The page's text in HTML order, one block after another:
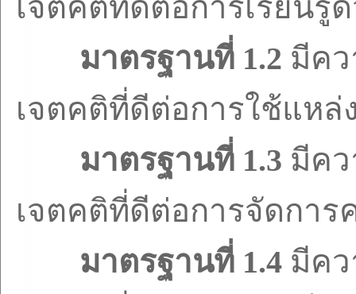
เจตคติที่ดีต่อการเรียนรู้
มาตรฐานที่ 1.2 มีคว
เจตคติที่ดีต่อการใช้แหล่
มาตรฐานที่ 1.3 มีคว
เจตคติที่ดีต่อการจัดการ
มาตรฐานที่ 1.4 มีคว